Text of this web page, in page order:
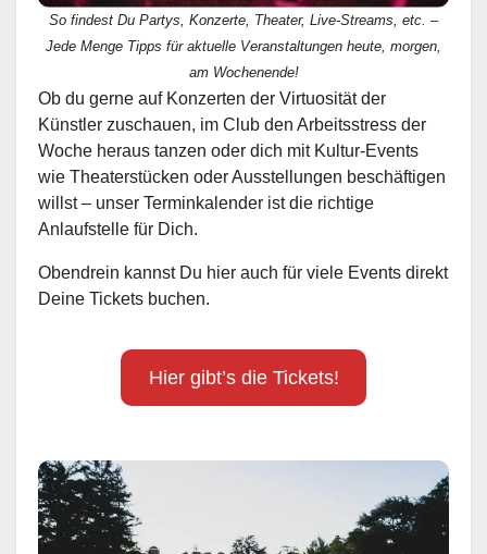
So findest Du Partys, Konzerte, Theater, Live-Streams, etc. –
Jede Menge Tipps für aktuelle Veranstaltungen heute, morgen,
am Wochenende!
Ob du gerne auf Konzerten der Virtuosität der
Künstler zuschauen, im Club den Arbeitsstress der
Woche heraus tanzen oder dich mit Kultur-Events
wie Theaterstücken oder Ausstellungen beschäftigen
willst – unser Terminkalender ist die richtige
Anlaufstelle für Dich.
Obendrein kannst Du hier auch für viele Events direkt
Deine Tickets buchen.
Hier gibt’s die Tickets!